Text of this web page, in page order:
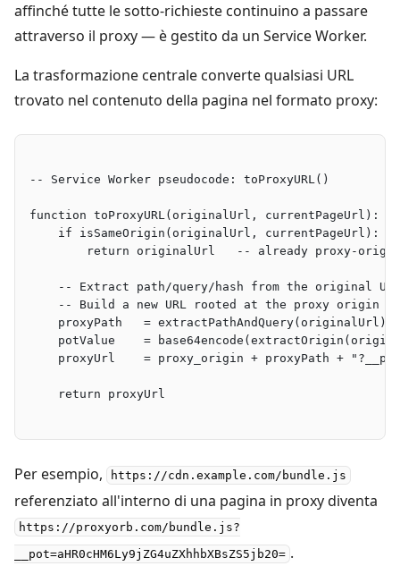
affinché tutte le sotto-richieste continuino a passare
attraverso il proxy — è gestito da un Service Worker.
La trasformazione centrale converte qualsiasi URL
trovato nel contenuto della pagina nel formato proxy:
-- Service Worker pseudocode: toProxyURL()
function toProxyURL(originalUrl, currentPageUrl):
    if isSameOrigin(originalUrl, currentPageUrl):
return originalUrl   -- already proxy-
    -- Extract path/query/hash from the original URL
    -- Build a new URL rooted at the proxy origin
    proxyPath   = extractPathAndQuery(originalUrl)
potValue    =
proxyUrl    = proxy_origin + proxyPath +
    return proxyUrl
Per esempio, https://cdn.example.com/bundle.js
referenziato all'interno di una pagina in proxy diventa
https://proxyorb.com/bundle.js?
__pot=aHR0cHM6Ly9jZG4uZXhhbXBsZS5jb20= .